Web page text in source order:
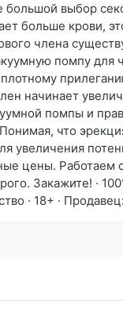
выбор
больше крови,
члена
помпу
начинает
помпы и
что
увеличения
цены. Работаем
Закажите! ·
· 18+ ·